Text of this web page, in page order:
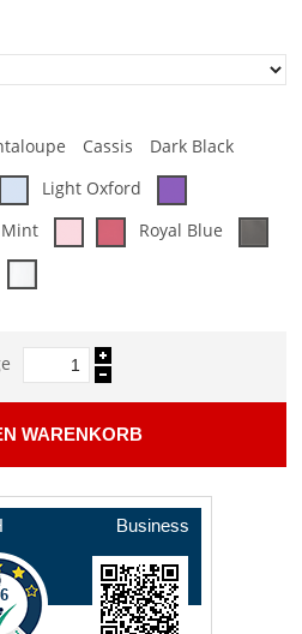
Cassis
Dark Black
Light Oxford
Royal Blue
WARENKORB